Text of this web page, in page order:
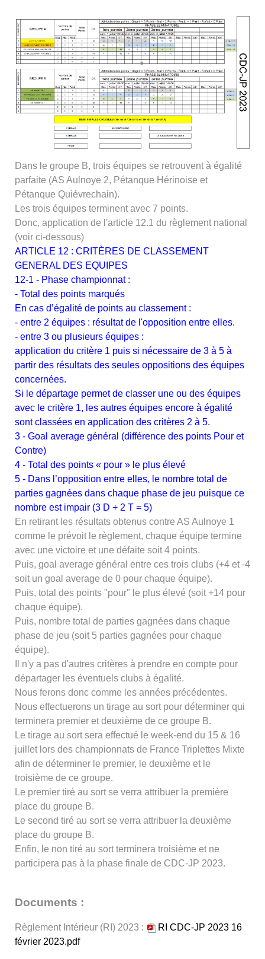
Dans le groupe B, trois équipes se retrouvent à égalité
parfaite (AS Aulnoye 2, Pétanque Hérinoise et
Pétanque Quiévrechain).
Les trois équipes terminent avec 7 points.
Donc, application de l'article 12.1 du règlement national
(voir ci-dessous)
ARTICLE 12 : CRITÈRES DE CLASSEMENT
GENERAL DES EQUIPES
12-1 - Phase championnat :
- Total des points marqués
En cas d’égalité de points au classement :
- entre 2 équipes : résultat de l'opposition entre elles.
- entre 3 ou plusieurs équipes :
application du critère 1 puis si nécessaire de 3 à 5 à
partir des résultats des seules oppositions des équipes
concernées.
Si le départage permet de classer une ou des équipes
avec le critère 1, les autres équipes encore à égalité
sont classées en application des critères 2 à 5.
3 - Goal average général (différence des points Pour et
Contre)
4 - Total des points « pour » le plus élevé
5 - Dans l’opposition entre elles, le nombre total de
parties gagnées dans chaque phase de jeu puisque ce
nombre est impair (3 D + 2 T = 5)
En retirant les résultats obtenus contre AS Aulnoye 1
comme le prévoit le règlement, chaque équipe termine
avec une victoire et une défaite soit 4 points.
Puis, goal average général entre ces trois clubs (+4 et -4
soit un goal average de 0 pour chaque équipe).
Puis, total des points "pour" le plus élevé (soit +14 pour
chaque équipe).
Puis, nombre total de parties gagnées dans chaque
phase de jeu (soit 5 parties gagnées pour chaque
équipe).
Il n'y a pas d'autres critères à prendre en compte pour
départager les éventuels clubs à égalité.
Nous ferons donc comme les années précédentes.
Nous effectuerons un tirage au sort pour déterminer qui
terminera premier et deuxième de ce groupe B.
Le tirage au sort sera effectué le week-end du 15 & 16
juillet lors des championnats de France Triplettes Mixte
afin de déterminer le premier, le deuxième et le
troisième de ce groupe.
Le premier tiré au sort se verra attribuer la première
place du groupe B.
Le second tiré au sort se verra attribuer la deuxième
place du groupe B.
Enfin, le non tiré au sort terminera troisième et ne
participera pas à la phase finale de CDC-JP 2023.
Documents :
Règlement Intérieur (RI) 2023 :
RI CDC-JP 2023 16
février 2023.pdf